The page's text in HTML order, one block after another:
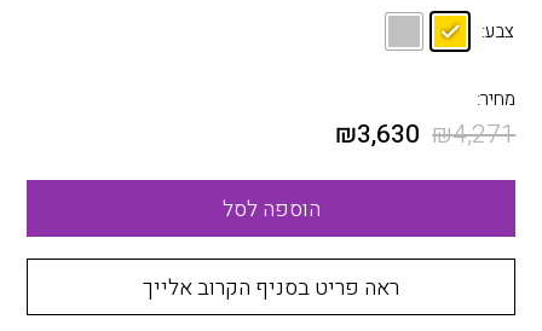
צבע:
מחיר:
₪4,271
₪3,630
הוספה לסל
ראה פריט בסניף הקרוב אלייך